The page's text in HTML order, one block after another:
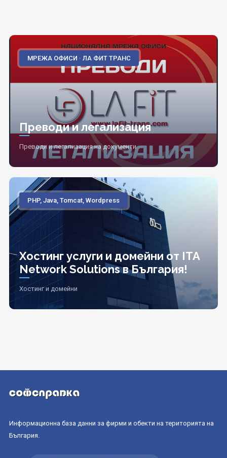
МРЕЖА ОФИСИ · ЛА ФИТ ТРАНС
Преводи и легализация
Преводи и легализация на документи
PHP, Java, Tomcat, Wordpress
Хостинг услуги и домейни от ITA
Network Solutions в България!
Хостинг и домейни
Информационна база данни за фирми и обекти на територията на
България.